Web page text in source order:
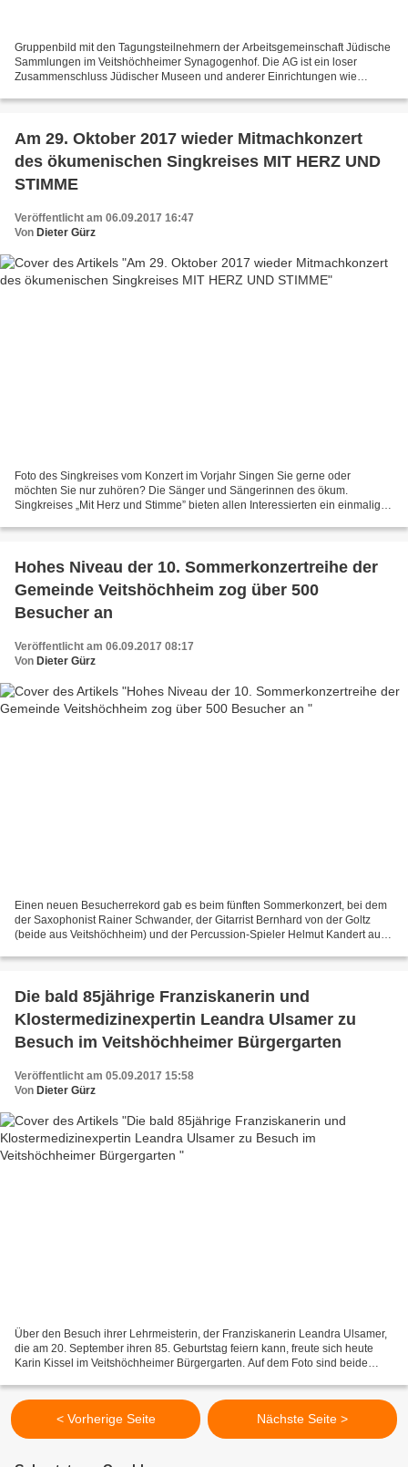
Gruppenbild mit den Tagungsteilnehmern der Arbeitsgemeinschaft Jüdische
Sammlungen im Veitshöchheimer Synagogenhof. Die AG ist ein loser
Zusammenschluss Jüdischer Museen und anderer Einrichtungen wie
Am 29. Oktober 2017 wieder Mitmachkonzert
des ökumenischen Singkreises MIT HERZ UND
STIMME
Veröffentlicht am 06.09.2017 16:47
Von Dieter Gürz
Foto des Singkreises vom Konzert im Vorjahr Singen Sie gerne oder
möchten Sie nur zuhören? Die Sänger und Sängerinnen des ökum.
Singkreises „Mit Herz und Stimme” bieten allen Interessierten ein einmaliges
Hohes Niveau der 10. Sommerkonzertreihe der
Gemeinde Veitshöchheim zog über 500
Besucher an
Veröffentlicht am 06.09.2017 08:17
Von Dieter Gürz
Einen neuen Besucherrekord gab es beim fünften Sommerkonzert, bei dem
der Saxophonist Rainer Schwander, der Gitarrist Bernhard von der Goltz
(beide aus Veitshöchheim) und der Percussion-Spieler Helmut Kandert aus
Die bald 85jährige Franziskanerin und
Klostermedizinexpertin Leandra Ulsamer zu
Besuch im Veitshöchheimer Bürgergarten
Veröffentlicht am 05.09.2017 15:58
Von Dieter Gürz
Über den Besuch ihrer Lehrmeisterin, der Franziskanerin Leandra Ulsamer,
die am 20. September ihren 85. Geburtstag feiern kann, freute sich heute
Karin Kissel im Veitshöchheimer Bürgergarten. Auf dem Foto sind beide
< Vorherige Seite Nächste Seite >